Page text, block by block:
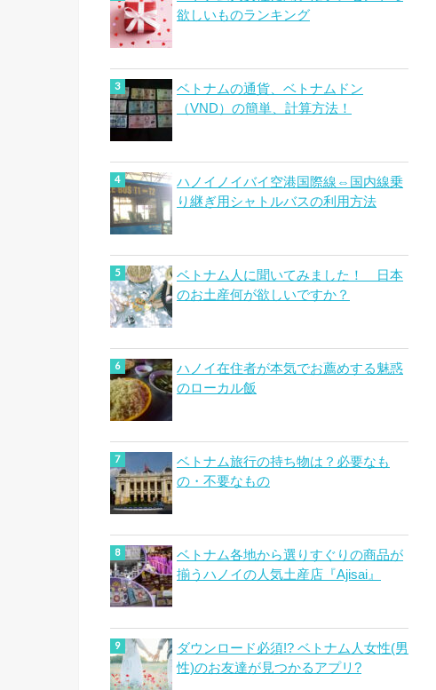
欲しいものランキング
ベトナムの通貨、ベトナムドン
（VND）の簡単、計算方法！
ハノイノイバイ空港国際線⇔国内線乗
り継ぎ用シャトルバスの利用方法
ベトナム人に聞いてみました！ 日本
のお土産何が欲しいですか？
ハノイ在住者が本気でお薦めする魅惑
のローカル飯
ベトナム旅行の持ち物は？必要なも
の・不要なもの
ベトナム各地から選りすぐりの商品が
揃うハノイの人気土産店『Ajisai』
ダウンロード必須!? ベトナム人女性(男
性)のお友達が見つかるアプリ?